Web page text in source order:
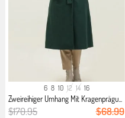
6 8 10 12 14 16
Zweireihiger Umhang Mit Kragenprägu...
$170.95 $68.99